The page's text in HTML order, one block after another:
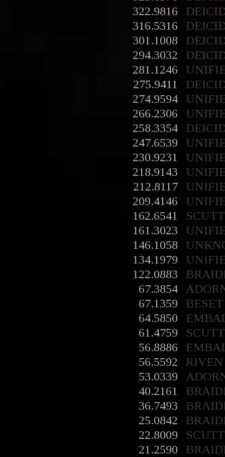
322.9816
316.5316
301.1008
294.3032
281.1246
275.9411
274.9594
266.2306
258.3354
247.6539
230.9231
218.9143
212.8117
209.4146
162.6541
161.3023
146.1058
134.1979
122.0883
67.3854
67.1359
BESET
64.5850
61.4759
56.8886
56.5592
RIVEN
53.0339
40.2161
36.7493
25.0842
22.8009
21.2590